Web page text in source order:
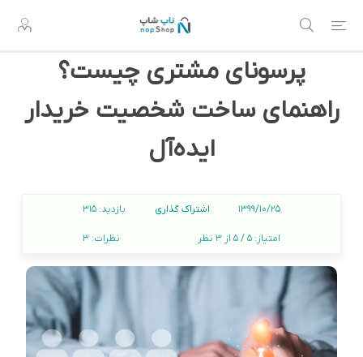
پرسونای مشتری چیست؟
راهنمای ساخت شخصیت خریدار
ایده‌آل
1399/10/25 اشتراک گذاری بازدید:315
امتیاز: 5 / 5 از 3 نظر نظرات:3